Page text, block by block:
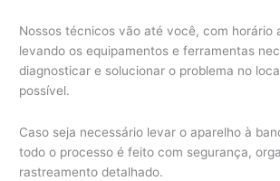
Nossos técnicos vão até você, com horário
levando os equipamentos e ferramentas
diagnosticar e solucionar o problema no
possível.
Caso seja necessário levar o aparelho à
todo o processo é feito com segurança,
rastreamento detalhado.